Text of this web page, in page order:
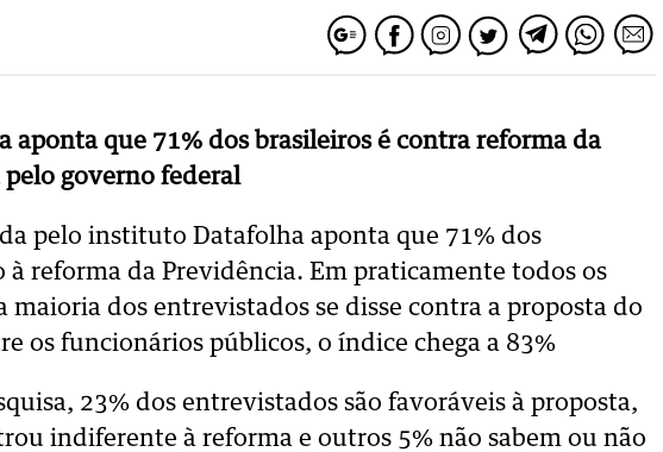
aponta que 71% dos brasileiros é contra reforma da
governo federal
pelo instituto Datafolha aponta que 71% dos
à reforma da Previdência. Em praticamente todos os
maioria dos entrevistados se disse contra a proposta do
os funcionários públicos, o índice chega a 83%
23% dos entrevistados são favoráveis à proposta,
indiferente à reforma e outros 5% não sabem ou não